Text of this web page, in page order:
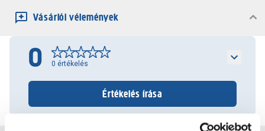
Vásárlói vélemények
0 0 értékelés
Értékelés írása